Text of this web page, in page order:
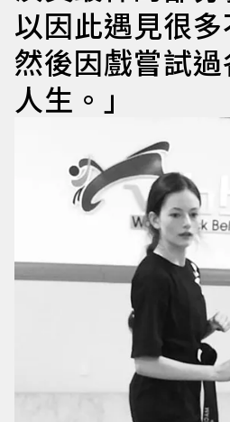
以因此遇見很多
然後因戲嘗試
人生。」